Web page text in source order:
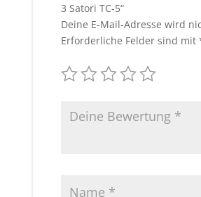
3 Satori TC-5“
Deine E-Mail-Adresse wird
Erforderliche Felder sind mit